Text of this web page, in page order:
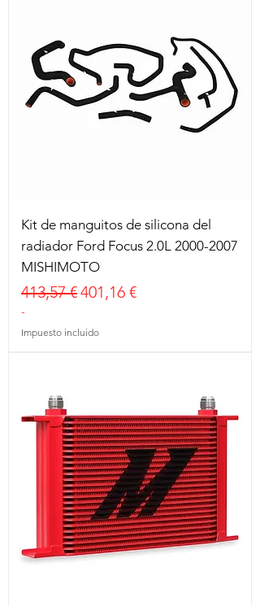
Kit de manguitos de silicona del
radiador Ford Focus 2.0L 2000-2007
MISHIMOTO
Precio
413,57 €Precio de oferta
401,16 €
-
Impuesto incluido